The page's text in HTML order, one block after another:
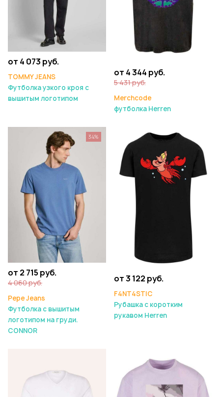
от 4 073 руб.
TOMMY JEANS
Футболка узкого кроя с
вышитым логотипом
от 4 344 руб.
5 431 руб.
Merchcode
футболка Herren
от 2 715 руб.
4 060 руб.
Pepe Jeans
Футболка с вышитым
логотипом на груди.
CONNOR
34%
от 3 122 руб.
F4NT4STIC
Рубашка с коротким
рукавом Herren